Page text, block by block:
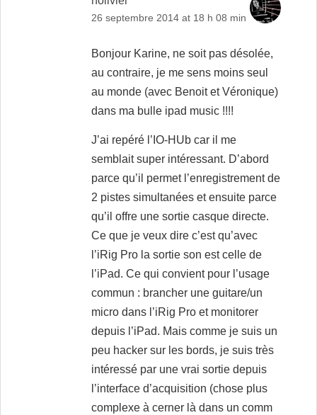
26 septembre 2014 at 18 h 08 min
Bonjour Karine, ne soit pas désolée,
au contraire, je me sens moins seul
au monde (avec Benoit et Véronique)
dans ma bulle ipad music !!!!
J’ai repéré l’IO-HUb car il me
semblait super intéressant. D’abord
parce qu’il permet l’enregistrement de
2 pistes simultanées et ensuite parce
qu’il offre une sortie casque directe.
Ce que je veux dire c’est qu’avec
l’iRig Pro la sortie son est celle de
l’iPad. Ce qui convient pour l’usage
commun : brancher une guitare/un
micro dans l’iRig Pro et monitorer
depuis l’iPad. Mais comme je suis un
peu hacker sur les bords, je suis très
intéressé par une vrai sortie depuis
l’interface d’acquisition (chose plus
complexe à cerner là dans un comm